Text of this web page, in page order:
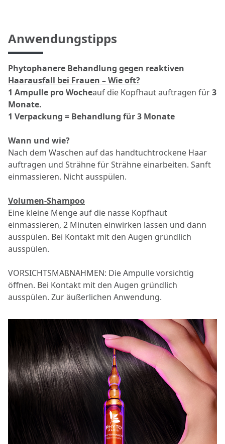
Anwendungstipps
Phytophanere Behandlung gegen reaktiven
Haarausfall bei Frauen – Wie oft?
1 Ampulle pro Wocheauf die Kopfhaut auftragen für3
Monate.
1 Verpackung = Behandlung für 3 Monate
Wann und wie?
Nach dem Waschen auf das handtuchtrockene Haar
auftragen und Strähne für Strähne einarbeiten. Sanft
einmassieren. Nicht ausspülen.
Volumen-Shampoo
Eine kleine Menge auf die nasse Kopfhaut
einmassieren, 2 Minuten einwirken lassen und dann
ausspülen. Bei Kontakt mit den Augen gründlich
ausspülen.
VORSICHTSMAßNAHMEN: Die Ampulle vorsichtig
öffnen. Bei Kontakt mit den Augen gründlich
ausspülen. Zur äußerlichen Anwendung.